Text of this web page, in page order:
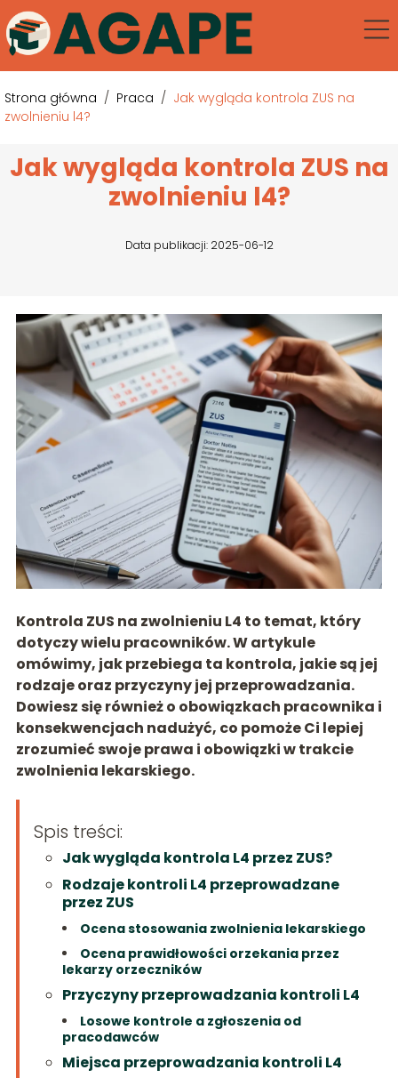
Strona główna / Praca / Jak wygląda kontrola ZUS na
zwolnieniu l4?
Jak wygląda kontrola ZUS na
zwolnieniu l4?
Data publikacji: 2025-06-12
Kontrola ZUS na zwolnieniu L4 to temat, który
dotyczy wielu pracowników. W artykule
omówimy, jak przebiega ta kontrola, jakie są jej
rodzaje oraz przyczyny jej przeprowadzania.
Dowiesz się również o obowiązkach pracownika i
konsekwencjach nadużyć, co pomoże Ci lepiej
zrozumieć swoje prawa i obowiązki w trakcie
zwolnienia lekarskiego.
Spis treści:
Jak wygląda kontrola L4 przez ZUS?
Rodzaje kontroli L4 przeprowadzane
przez ZUS
Ocena stosowania zwolnienia lekarskiego
Ocena prawidłowości orzekania przez
lekarzy orzeczników
Przyczyny przeprowadzania kontroli L4
Losowe kontrole a zgłoszenia od
pracodawców
Miejsca przeprowadzania kontroli L4